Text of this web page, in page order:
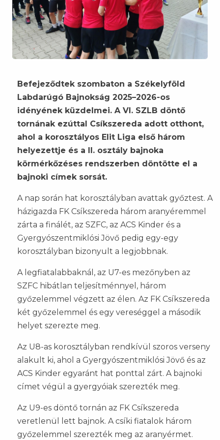
Befejeződtek szombaton a Székelyföld
Labdarúgó Bajnokság 2025–2026-os
idényének küzdelmei. A VI. SZLB döntő
tornának ezúttal Csíkszereda adott otthont,
ahol a korosztályos Elit Liga első három
helyezettje és a II. osztály bajnoka
körmérkőzéses rendszerben döntötte el a
bajnoki címek sorsát.
A nap során hat korosztályban avattak győztest. A
házigazda FK Csíkszereda három aranyéremmel
zárta a finálét, az SZFC, az ACS Kinder és a
Gyergyószentmiklósi Jövő pedig egy-egy
korosztályban bizonyult a legjobbnak.
A legfiatalabbaknál, az U7-es mezőnyben az
SZFC hibátlan teljesítménnyel, három
győzelemmel végzett az élen. Az FK Csíkszereda
két győzelemmel és egy vereséggel a második
helyet szerezte meg.
Az U8-as korosztályban rendkívül szoros verseny
alakult ki, ahol a Gyergyószentmiklósi Jövő és az
ACS Kinder egyaránt hat ponttal zárt. A bajnoki
címet végül a gyergyóiak szerezték meg.
Az U9-es döntő tornán az FK Csíkszereda
veretlenül lett bajnok. A csíki fiatalok három
győzelemmel szerezték meg az aranyérmet.